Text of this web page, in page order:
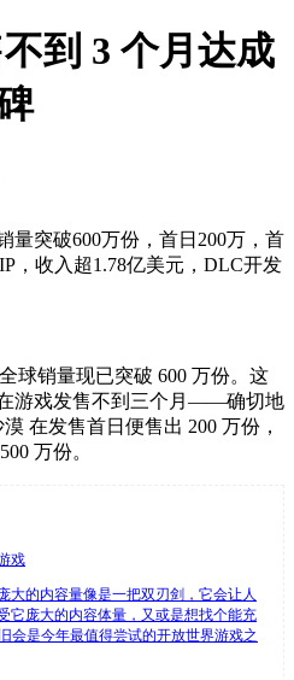
到 3 个月达成
量突破600万份，首日200万，首
，收入超1.78亿美元，DLC开发
球销量现已突破 600 万份。这
游戏发售不到三个月——确切地
在发售首日便售出 200 万份，
万份。
戏
大的内容量像是一把双刃剑，它会让人
它庞大的内容体量，又或是想找个能充
会是今年最值得尝试的开放世界游戏之